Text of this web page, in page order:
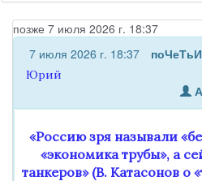
позже 7 июля 2026 г. 18:37
7 июля 2026 г. 18:37
Юрий
«Россию зря называли
«экономика трубы», а
танкеров» (В. Катасонов о